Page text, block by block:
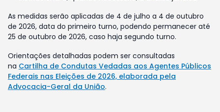
As medidas serão aplicadas de 4 de julho a 4 de outubro
de 2026, data do primeiro turno, podendo permanecer até
25 de outubro de 2026, caso haja segundo turno.
Orientações detalhadas podem ser consultadas
na Cartilha de Condutas Vedadas aos Agentes Públicos
Federais nas Eleições de 2026, elaborada pela
Advocacia-Geral da União.